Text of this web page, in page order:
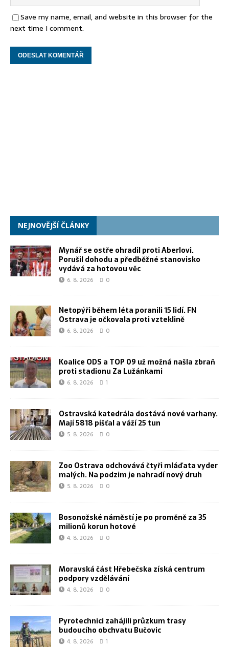
Save my name, email, and website in this browser for the
next time I comment.
NEJNOVĚJŠÍ ČLÁNKY
Mynář se ostře ohradil proti Aberlovi.
Porušil dohodu a předběžné stanovisko
vydává za hotovou věc
6. 8. 2026 0
Netopýři během léta poranili 15 lidí. FN
Ostrava je očkovala proti vzteklině
6. 8. 2026 0
Koalice ODS a TOP 09 už možná našla zbraň
proti stadionu Za Lužánkami
6. 8. 2026 1
Ostravská katedrála dostává nové varhany.
Mají 5818 píšťal a váží 25 tun
5. 8. 2026 0
Zoo Ostrava odchovává čtyři mláďata vyder
malých. Na podzim je nahradí nový druh
5. 8. 2026 0
Bosonožské náměstí je po proměně za 35
milionů korun hotové
4. 8. 2026 0
Moravská část Hřebečska získá centrum
podpory vzdělávání
4. 8. 2026 0
Pyrotechnici zahájili průzkum trasy
budoucího obchvatu Bučovic
4. 8. 2026 1